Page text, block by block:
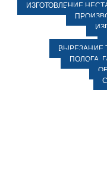
ИЗГОТОВЛЕНИЕ
ВЫРЕЗАНИЕ
ПОЛОГА,